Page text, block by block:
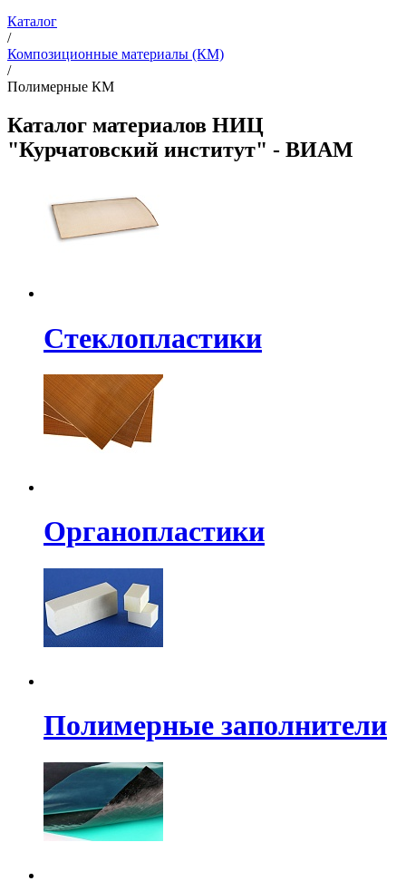
Каталог
/
Композиционные материалы (КМ)
/
Полимерные КМ
Каталог материалов НИЦ
"Курчатовский институт" - ВИАМ
Стеклопластики
Органопластики
Полимерные заполнители